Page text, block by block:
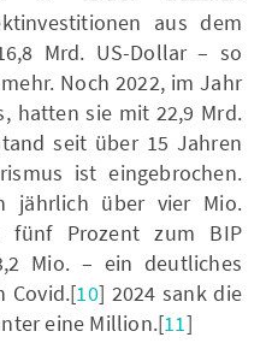
aus dem
Mrd. US-Dollar – so
Noch 2022, im Jahr
hatten sie mit 22,9 Mrd.
seit über 15 Jahren
ist eingebrochen.
jährlich über vier Mio.
fünf Prozent zum BIP
Mio. – ein deutliches
Covid.[10] 2024 sank die
eine Million.[11]